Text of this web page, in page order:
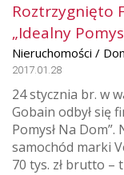
Roztrzygnięto
„Idealny
Nieruchomości /
2017.01.28
24 stycznia br. w
Gobain odbył się
Pomysł Na
samochód marki
70 tys. zł brutto –